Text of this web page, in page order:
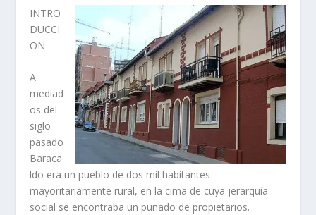
INTRO
DUCCI
ON
A
mediad
os del
siglo
pasado
Baraca
ldo era un pueblo de dos mil habitantes
mayoritariamente rural, en la cima de cuya jerarquí­a
social se encontraba un puñado de propietarios.